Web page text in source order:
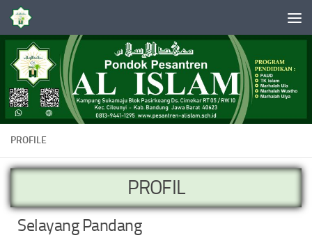
Skip to content
PROFILE
PROFIL
Selayang Pandang